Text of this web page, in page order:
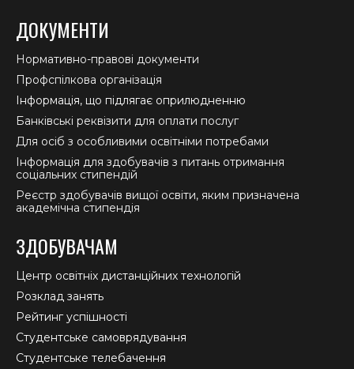
ДОКУМЕНТИ
Нормативно-правові документи
Профспілкова організація
Інформація, що підлягає оприлюдненню
Банківські реквізити для оплати послуг
Для осіб з особливими освітніми потребами
Інформація для здобувачів з питань отримання
соціальних стипендій
Реєстр здобувачів вищої освіти, яким призначена
академічна стипендія
ЗДОБУВАЧАМ
Центр освітніх дистанційних технологій
Розклад занять
Рейтинг успішності
Студентське самоврядування
Студентське телебачення